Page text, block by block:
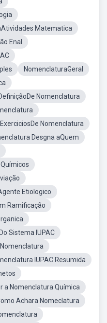
Matematica
Enal
NomenclaturaGeral
Nomenclatura
ExerciciosDe Nomenclatura
Desgna aQuem
Etiologico
Ramificação
Sistema IUPAC
IUPAC Resumida
a Nomenclatura Química
Achara Nomeclatura